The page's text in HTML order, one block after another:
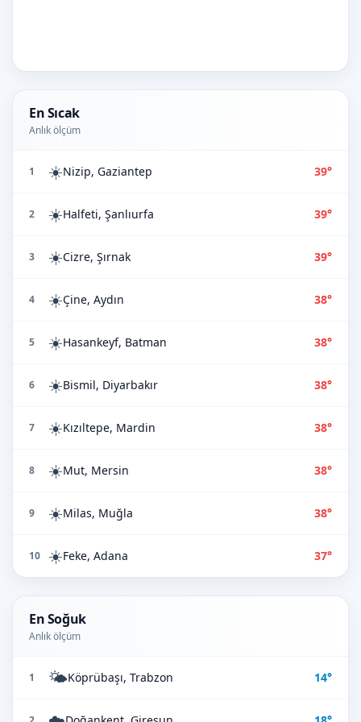
En Sıcak
Anlık ölçüm
1 ☀️Nizip, Gaziantep 39°
2 ☀️Halfeti, Şanlıurfa 39°
3 ☀️Cizre, Şırnak 39°
4 ☀️Çine, Aydın 38°
5 ☀️Hasankeyf, Batman 38°
6 ☀️Bismil, Diyarbakır 38°
7 ☀️Kızıltepe, Mardin 38°
8 ☀️Mut, Mersin 38°
9 ☀️Milas, Muğla 38°
10 ☀️Feke, Adana 37°
En Soğuk
Anlık ölçüm
1 🌤️Köprübaşı, Trabzon 14°